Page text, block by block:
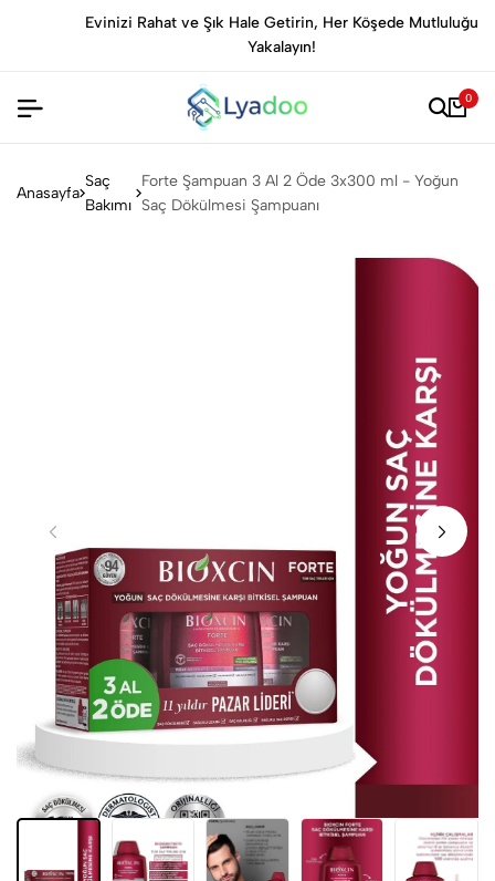
Evinizi Rahat ve Şık Hale Getirin, Her Köşede Mutluluğu
Yakalayın!
0
Anasayfa
Saç
Bakımı
Forte Şampuan 3 Al 2 Öde 3x300 ml - Yoğun
Saç Dökülmesi Şampuanı